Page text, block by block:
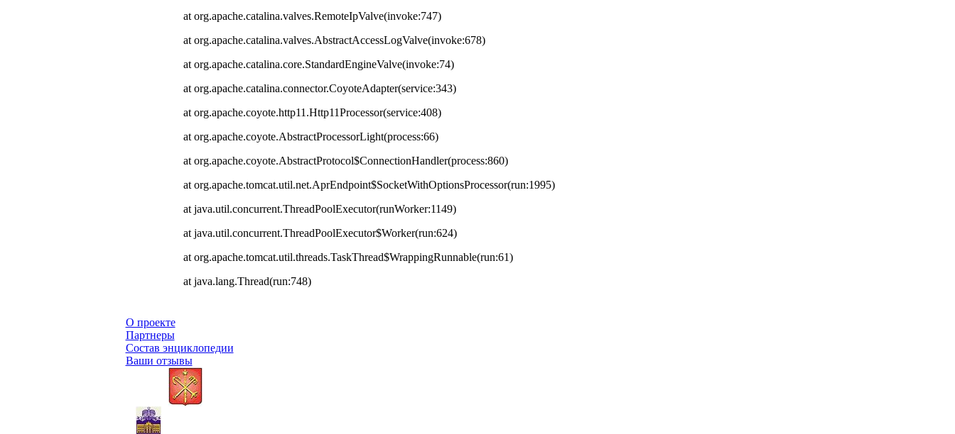
at org.apache.catalina.valves.RemoteIpValve(invoke:747)
at org.apache.catalina.valves.AbstractAccessLogValve(invoke:678)
at org.apache.catalina.core.StandardEngineValve(invoke:74)
at org.apache.catalina.connector.CoyoteAdapter(service:343)
at org.apache.coyote.http11.Http11Processor(service:408)
at org.apache.coyote.AbstractProcessorLight(process:66)
at org.apache.coyote.AbstractProtocol$ConnectionHandler(process:860)
at org.apache.tomcat.util.net.AprEndpoint$SocketWithOptionsProcessor(run:1995)
at java.util.concurrent.ThreadPoolExecutor(runWorker:1149)
at java.util.concurrent.ThreadPoolExecutor$Worker(run:624)
at org.apache.tomcat.util.threads.TaskThread$WrappingRunnable(run:61)
at java.lang.Thread(run:748)
О проекте
Партнеры
Состав энциклопедии
Ваши отзывы